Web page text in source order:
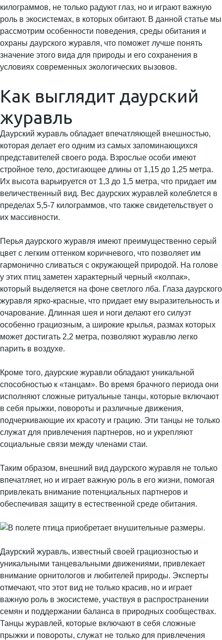
килограммов, не только радуют глаз, но и играют важную
роль в экосистемах, в которых обитают. В данной статье мы
рассмотрим особенности поведения, среды обитания и
охраны даурского журавля, что поможет лучше понять
значение этого вида для природы и его сохранения в
условиях современных экологических вызовов.
Как выглядит даурский
журавль
Даурский журавль обладает впечатляющей внешностью,
которая делает его одним из самых запоминающихся
представителей своего рода. Взрослые особи имеют
стройное тело, достигающее длины от 1,15 до 1,25 метра.
Их высота варьируется от 1,3 до 1,5 метра, что придает им
величественный вид. Вес даурских журавлей колеблется в
пределах 5,5-7 килограммов, что также свидетельствует о
их массивности.
Перья даурского журавля имеют преимущественно серый
цвет с легким оттенком коричневого, что позволяет им
гармонично сливаться с окружающей природой. На голове
у этих птиц заметен характерный черный «колпак»,
который выделяется на фоне светлого лба. Глаза даурского
журавля ярко-красные, что придает ему выразительность и
очарование. Длинная шея и ноги делают его силуэт
особенно грациозным, а широкие крылья, размах которых
может достигать 2,2 метра, позволяют журавлю легко
парить в воздухе.
Кроме того, даурские журавли обладают уникальной
способностью к «танцам». Во время брачного периода они
исполняют сложные ритуальные танцы, которые включают
в себя прыжки, повороты и различные движения,
подчеркивающие их красоту и грацию. Эти танцы не только
служат для привлечения партнеров, но и укрепляют
социальные связи между членами стаи.
Таким образом, внешний вид даурского журавля не только
впечатляет, но и играет важную роль в его жизни, помогая
привлекать внимание потенциальных партнеров и
обеспечивая защиту в естественной среде обитания.
Даурский журавль, известный своей грациозностью и
уникальными танцевальными движениями, привлекает
внимание орнитологов и любителей природы. Эксперты
отмечают, что этот вид не только красив, но и играет
важную роль в экосистеме, участвуя в распространении
семян и поддержании баланса в природных сообществах.
Танцы журавлей, которые включают в себя сложные
прыжки и повороты, служат не только для привлечения